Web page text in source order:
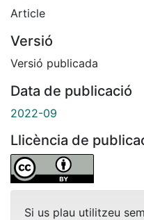
Article
Versió
Versió publicada
Data de publicació
2022-09
Llicència de
Si us plau utilitzeu